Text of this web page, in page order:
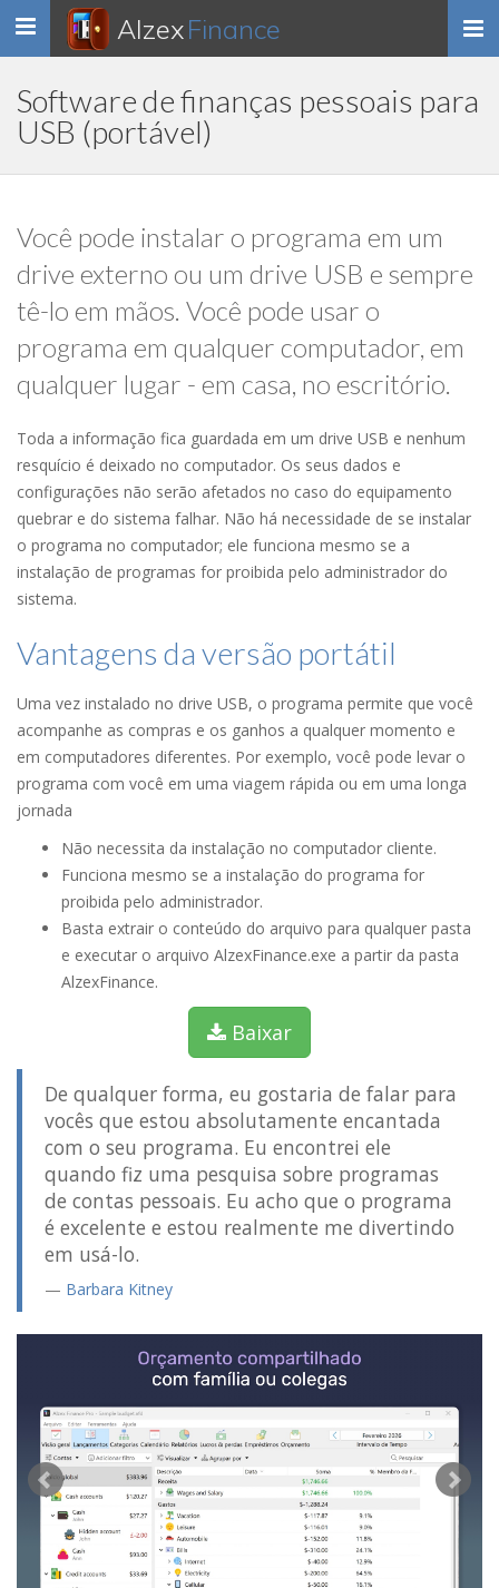
Toggle
navigation
AlzexFinance
Software de finanças pessoais para
USB (portável)
Você pode instalar o programa em um
drive externo ou um drive USB e sempre
tê-lo em mãos. Você pode usar o
programa em qualquer computador, em
qualquer lugar - em casa, no escritório.
Toda a informação fica guardada em um drive USB e nenhum
resquício é deixado no computador. Os seus dados e
configurações não serão afetados no caso do equipamento
quebrar e do sistema falhar. Não há necessidade de se instalar
o programa no computador; ele funciona mesmo se a
instalação de programas for proibida pelo administrador do
sistema.
Vantagens da versão portátil
Uma vez instalado no drive USB, o programa permite que você
acompanhe as compras e os ganhos a qualquer momento e
em computadores diferentes. Por exemplo, você pode levar o
programa com você em uma viagem rápida ou em uma longa
jornada
Não necessita da instalação no computador cliente.
Funciona mesmo se a instalação do programa for
proibida pelo administrador.
Basta extrair o conteúdo do arquivo para qualquer pasta
e executar o arquivo AlzexFinance.exe a partir da pasta
AlzexFinance.
Baixar
De qualquer forma, eu gostaria de falar para
vocês que estou absolutamente encantada
com o seu programa. Eu encontrei ele
quando fiz uma pesquisa sobre programas
de contas pessoais. Eu acho que o programa
é excelente e estou realmente me divertindo
em usá-lo.
Barbara Kitney